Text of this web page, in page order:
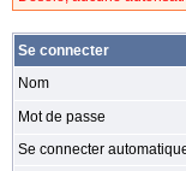
Se connecter
Nom
Mot de passe
Se connecter